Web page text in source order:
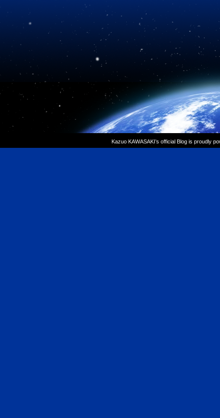
Kazuo KAWASAKI’s official Blog is proudly